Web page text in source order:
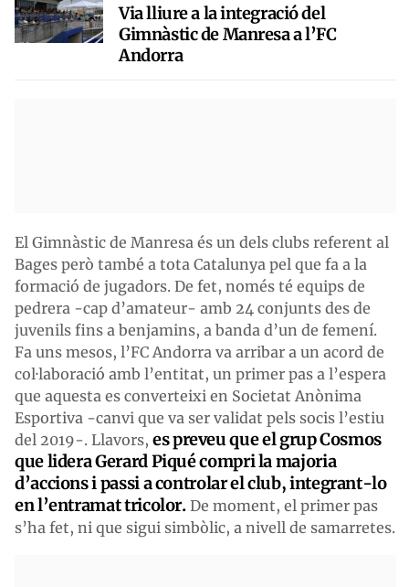
Via lliure a la integració del
Gimnàstic de Manresa a l’FC
Andorra
El Gimnàstic de Manresa és un dels clubs referent al
Bages però també a tota Catalunya pel que fa a la
formació de jugadors. De fet, només té equips de
pedrera -cap d’amateur- amb 24 conjunts des de
juvenils fins a benjamins, a banda d’un de femení.
Fa uns mesos, l’FC Andorra va arribar a un acord de
col·laboració amb l’entitat, un primer pas a l’espera
que aquesta es converteixi en Societat Anònima
Esportiva -canvi que va ser validat pels socis l’estiu
del 2019-. Llavors, es preveu que el grup Cosmos
que lidera Gerard Piqué compri la majoria
d’accions i passi a controlar el club, integrant-lo
en l’entramat tricolor.De moment, el primer pas
s’ha fet, ni que sigui simbòlic, a nivell de samarretes.